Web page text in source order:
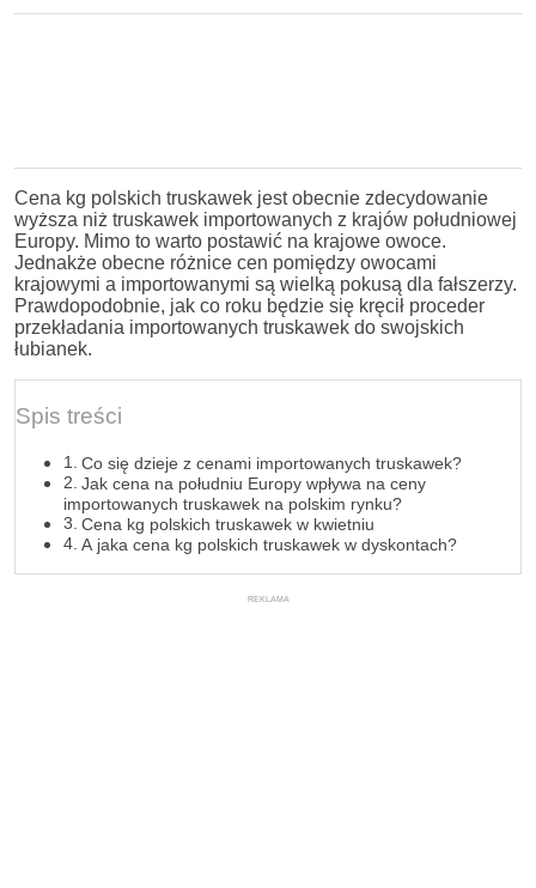
Cena kg polskich truskawek jest obecnie zdecydowanie
wyższa niż truskawek importowanych z krajów południowej
Europy. Mimo to warto postawić na krajowe owoce.
Jednakże obecne różnice cen pomiędzy owocami
krajowymi a importowanymi są wielką pokusą dla fałszerzy.
Prawdopodobnie, jak co roku będzie się kręcił proceder
przekładania importowanych truskawek do swojskich
łubianek.
Spis treści
Co się dzieje z cenami importowanych truskawek?
Jak cena na południu Europy wpływa na ceny
importowanych truskawek na polskim rynku?
Cena kg polskich truskawek w kwietniu
A jaka cena kg polskich truskawek w dyskontach?
REKLAMA